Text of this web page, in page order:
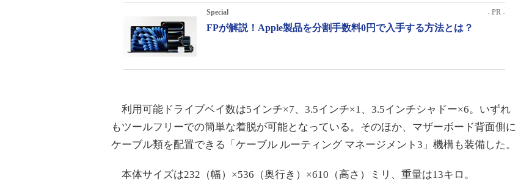
Special - PR -
FPが解説！Apple製品を分割手数料0円で入手する方法とは？
利用可能ドライブベイ数は5インチ×7、3.5インチ×1、3.5インチシャドー×6。いずれ
もツールフリーでの簡単な着脱が可能となっている。そのほか、マザーボード背面側に
ケーブル類を配置できる「ケーブル ルーティング マネージメント3」機構も装備した。
本体サイズは232（幅）×536（奥行き）×610（高さ）ミリ、重量は13キロ。